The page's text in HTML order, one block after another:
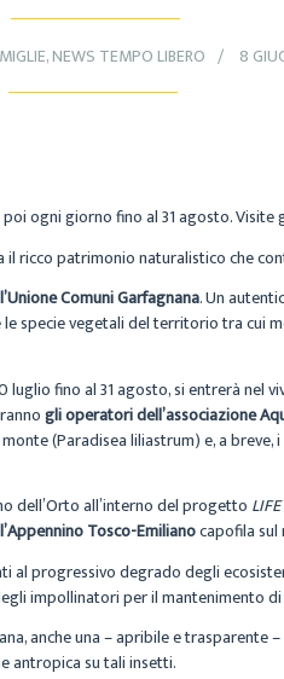
,NEWS TEMPO LIBERO 8
ogni giorno fino al 31 agosto. Visite
il ricco patrimonio naturalistico che
Comuni Garfagnana. Un
specie vegetali del territorio tra cui
luglio fino al 31 agosto, si entrerà nel
gli operatori dell’associazione
(Paradisea liliastrum) e, a
dell’Orto all’interno del progetto
Tosco-Emilianocapofila
progressivo degrado degli
impollinatori per il mantenimento
anche una – apribile e
antropica su tali insetti.